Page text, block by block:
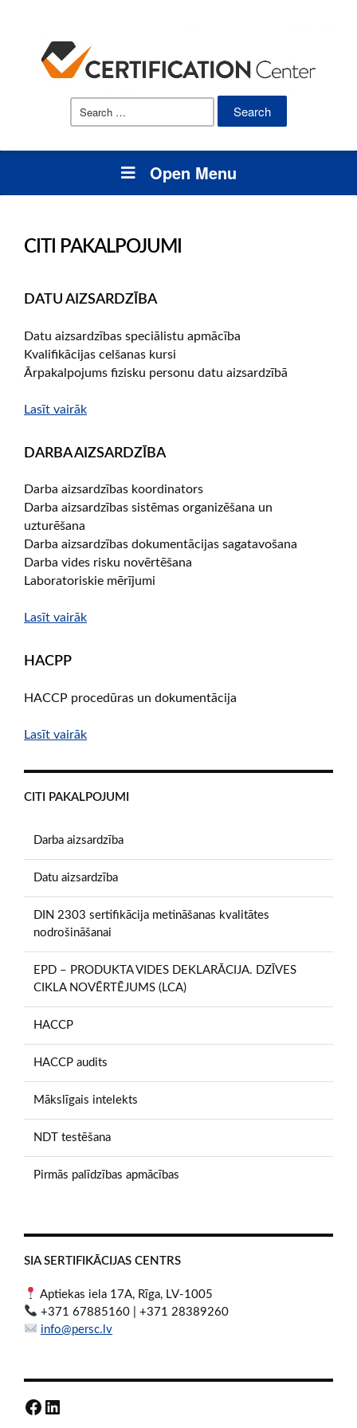
Search
Open Menu
CITI PAKALPOJUMI
DATU AIZSARDZĪBA
Datu aizsardzības speciālistu apmācība
Kvalifikācijas celšanas kursi
Ārpakalpojums fizisku personu datu aizsardzībā
Lasīt vairāk
DARBA AIZSARDZĪBA
Darba aizsardzības koordinators
Darba aizsardzības sistēmas organizēšana un
uzturēšana
Darba aizsardzības dokumentācijas sagatavošana
Darba vides risku novērtēšana
Laboratoriskie mērījumi
Lasīt vairāk
HACPP
HACCP procedūras un dokumentācija
Lasīt vairāk
CITI PAKALPOJUMI
Darba aizsardzība
Datu aizsardzība
DIN 2303 sertifikācija metināšanas kvalitātes
nodrošināšanai
EPD – PRODUKTA VIDES DEKLARĀCIJA. DZĪVES
CIKLA NOVĒRTĒJUMS (LCA)
HACCP
HACCP audits
Mākslīgais intelekts
NDT testēšana
Pirmās palīdzības apmācības
SIA SERTIFIKĀCIJAS CENTRS
Aptiekas iela 17A, Rīga, LV-1005
+371 67885160 | +371 28389260
info@persc.lv
Facebook
LinkedIn